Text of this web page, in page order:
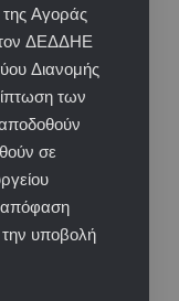
Αγοράς
τον ΔΕΔΔΗΕ
Διανομής
των
σε
απόφαση
την υποβολή